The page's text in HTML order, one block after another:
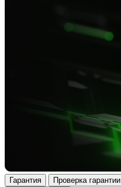
Гарантия Проверка гарантии